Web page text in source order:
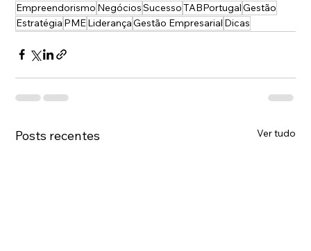
Empreendorismo NegóciosSucessoTABPortugalGestão
Estratégia PMELiderançaGestão Empresarial Dicas
Posts recentes Ver tudo